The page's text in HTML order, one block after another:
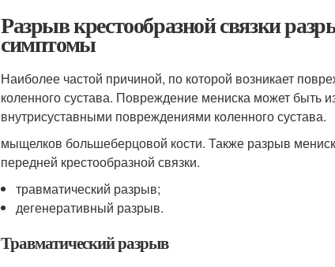
Разрыв крестообразной связки
симптомы
Наиболее частой причиной, по которой возникает
коленного сустава. Повреждение мениска может быть
внутрисуставными повреждениями коленного сустава.
мыщелков большеберцовой кости. Также разрыв
передней крестообразной связки.
травматический разрыв;
дегенеративный разрыв.
Травматический разрыв